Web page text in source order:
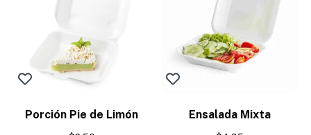
Porción Pie de Limón Ensalada Mixta